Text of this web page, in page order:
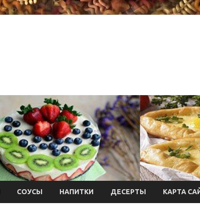
СОУСЫ НАПИТКИ ДЕСЕРТЫ КАРТА